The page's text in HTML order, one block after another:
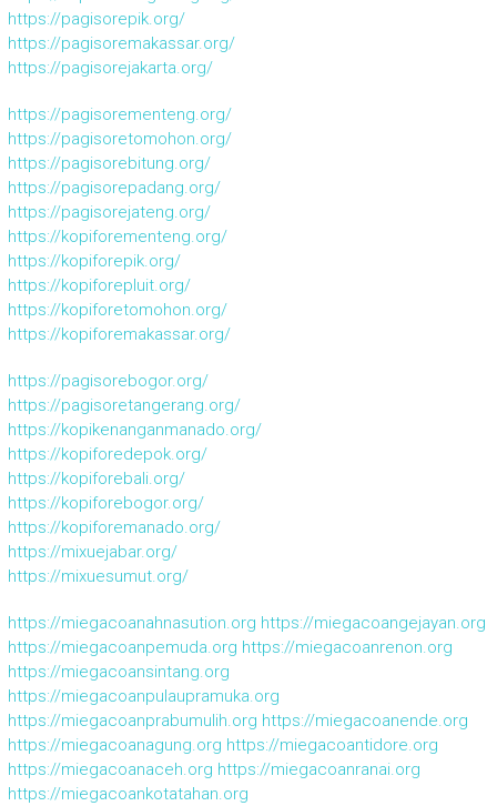
https://pagisorepik.org/
https://pagisoremakassar.org/
https://pagisorejakarta.org/
https://pagisorementeng.org/
https://pagisoretomohon.org/
https://pagisorebitung.org/
https://pagisorepadang.org/
https://pagisorejateng.org/
https://kopiforementeng.org/
https://kopiforepik.org/
https://kopiforepluit.org/
https://kopiforetomohon.org/
https://kopiforemakassar.org/
https://pagisorebogor.org/
https://pagisoretangerang.org/
https://kopikenanganmanado.org/
https://kopiforedepok.org/
https://kopiforebali.org/
https://kopiforebogor.org/
https://kopiforemanado.org/
https://mixuejabar.org/
https://mixuesumut.org/
https://miegacoanahnasution.org https://miegacoangejayan.org
https://miegacoanpemuda.org https://miegacoanrenon.org
https://miegacoansintang.org
https://miegacoanpulaupramuka.org
https://miegacoanprabumulih.org https://miegacoanende.org
https://miegacoanagung.org https://miegacoantidore.org
https://miegacoanaceh.org https://miegacoanranai.org
https://miegacoankotatahan.org